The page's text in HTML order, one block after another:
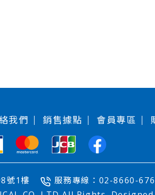
我們 銷售據點 會員專區
號1樓 服務專線：02-8660-